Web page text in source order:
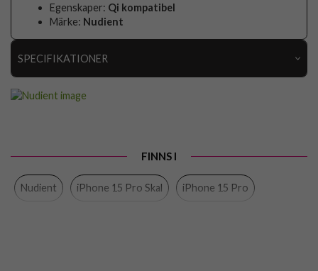
Egenskaper: Qi kompatibel
Märke: Nudient
SPECIFIKATIONER
Färg
FINNS I
Nudient iPhone 15 Pro Skal iPhone 15 Pro